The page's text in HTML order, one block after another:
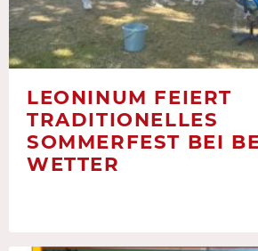
LEONINUM FEIERT
TRADITIONELLES
SOMMERFEST BEI
WETTER